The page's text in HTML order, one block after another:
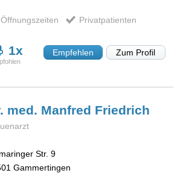
Öffnungszeiten Privatpatienten
1x Empfehlen Zum Profil
med. Manfred Friedrich
Str. 9
Gammertingen